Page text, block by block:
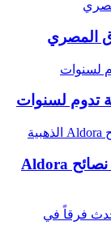
المصري
تدوم لسنوات
كيف تختار المرتبة المناسبة لاحتياجاتك؟ نصائح Aldora